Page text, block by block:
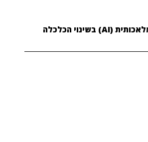
התפקיד של בינה מלאכותית (AI) בשינוי הכלכלה